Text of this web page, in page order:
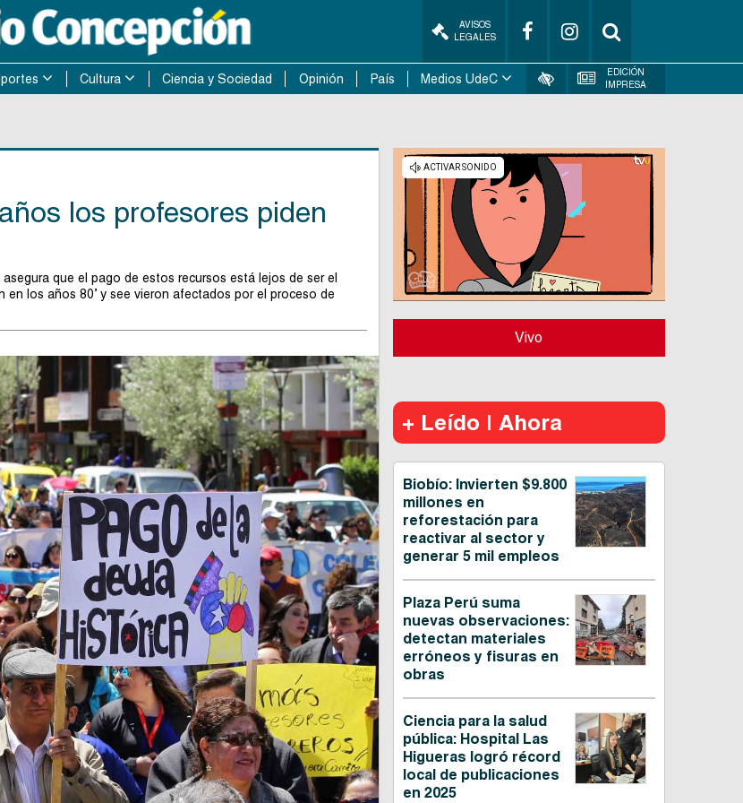
AVISOS
LEGALES
Cultura Ciencia y Sociedad Opinión País Medios UdeC
EDICIÓN
IMPRESA
los profesores piden
que el pago de estos recursos está lejos de ser el
los años 80’ y see vieron afectados por el proceso de
Vivo
+ Leído | Ahora
Biobío: Invierten $9.800
millones en
reforestación para
reactivar al sector y
generar 5 mil empleos
Plaza Perú suma
nuevas observaciones:
detectan materiales
erróneos y fisuras en
obras
Ciencia para la salud
pública: Hospital Las
Higueras logró récord
local de publicaciones
en 2025